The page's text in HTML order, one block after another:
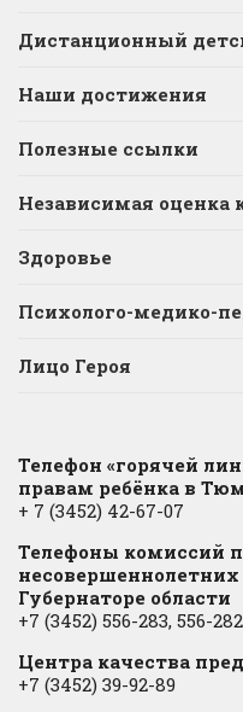
Дистанционный
Наши достижения
Полезные ссылки
Независимая оценка
Здоровье
Психолого-медико-
Лицо Героя
Телефон «горячей
правам ребёнка в
+ 7 (3452) 42-67-07
Телефоны комиссий
Губернаторе области
+7 (3452) 556-283, 556-
Центра качества
+7 (3452) 39-92-89